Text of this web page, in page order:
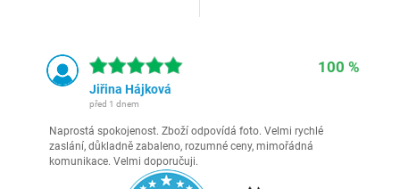
100 %
Jiřina Hájková
před 1 dnem
Naprostá spokojenost. Zboží odpovídá foto. Velmi rychlé
zaslání, důkladně zabaleno, rozumné ceny, mimořádná
komunikace. Velmi doporučuji.